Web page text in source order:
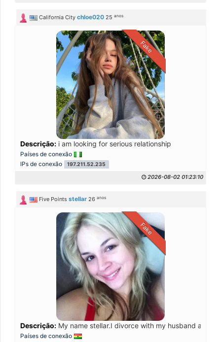
California City chloe020 25anos
Fake
Descrição: i am looking for serious relationship
Países de conexão
IPs de conexão
197.211.52.235
2026-08-02 01:23:10
Five Points stellar 26anos
Fake
Descrição: My name stellar.I divorce with my husband a
Países de conexão